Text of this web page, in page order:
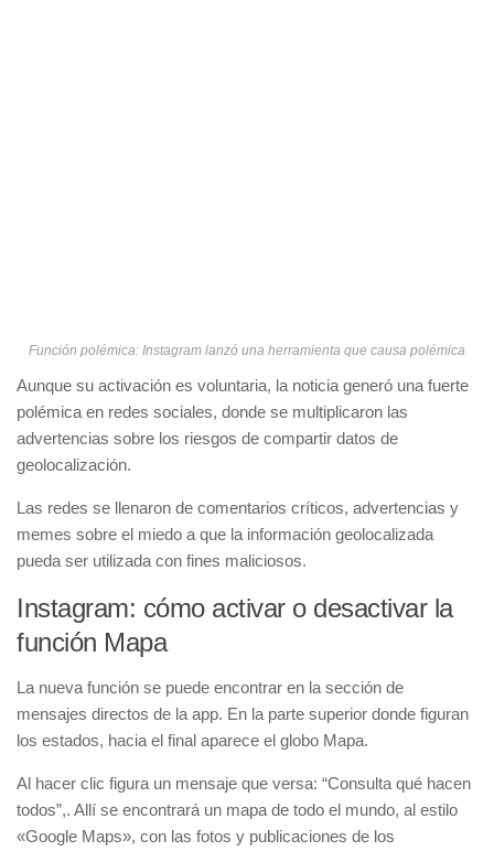
Función polémica: Instagram lanzó una herramienta que causa polémica
Aunque su activación es voluntaria, la noticia generó una fuerte
polémica en redes sociales, donde se multiplicaron las
advertencias sobre los riesgos de compartir datos de
geolocalización.
Las redes se llenaron de comentarios críticos, advertencias y
memes sobre el miedo a que la información geolocalizada
pueda ser utilizada con fines maliciosos.
Instagram: cómo activar o desactivar la
función Mapa
La nueva función se puede encontrar en la sección de
mensajes directos de la app. En la parte superior donde figuran
los estados, hacia el final aparece el globo Mapa.
Al hacer clic figura un mensaje que versa: “Consulta qué hacen
todos”,. Allí se encontrará un mapa de todo el mundo, al estilo
«Google Maps», con las fotos y publicaciones de los